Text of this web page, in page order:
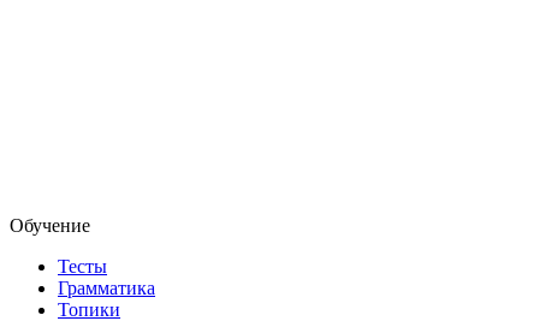
Обучение
Тесты
Грамматика
Топики